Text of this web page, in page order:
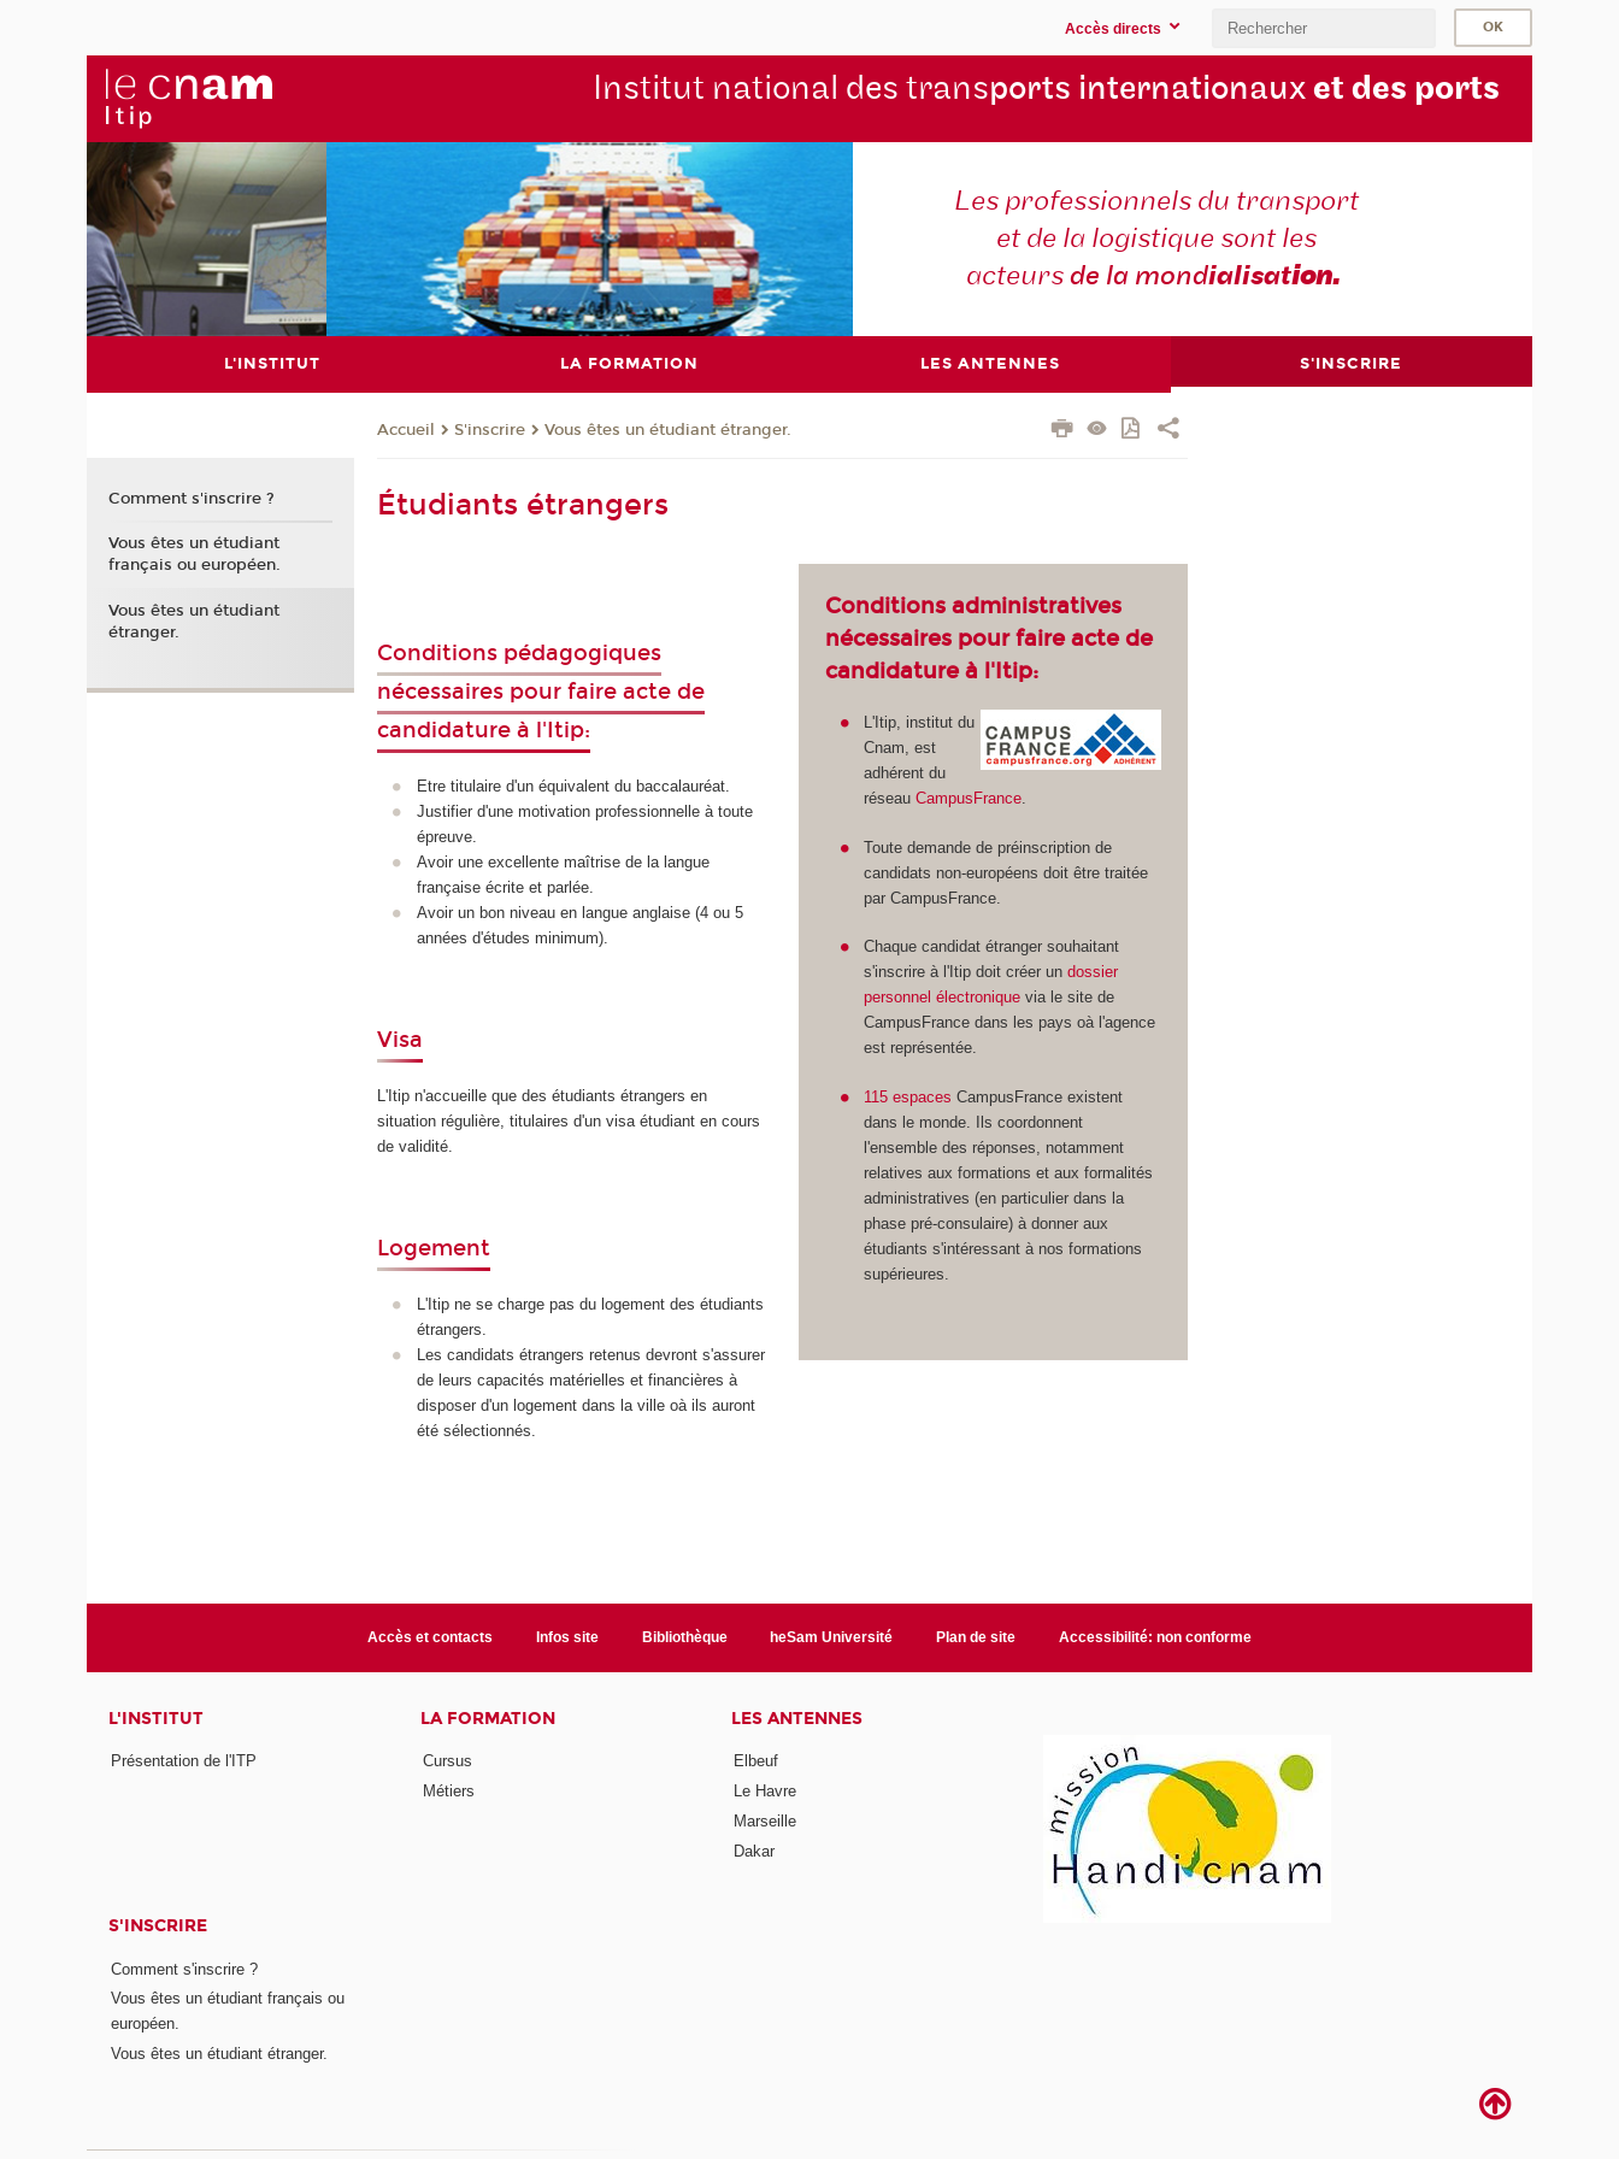
Accès directs
Institut national des transports internationauxet des ports
Les professionnels du transport
et de la logistique sont les
acteursde la mondialisation.
L'INSTITUT LA FORMATION LES ANTENNES S'INSCRIRE
Accueil S'inscrire Vous êtes un étudiant étranger.
Étudiants étrangers
Conditions pédagogiques
nécessaires pour faire acte de
candidature à l'Itip:
Etre titulaire d'un équivalent du baccalauréat.
Justifier d'une motivation professionnelle à toute
épreuve.
Avoir une excellente maîtrise de la langue
française écrite et parlée.
Avoir un bon niveau en langue anglaise (4 ou 5
années d'études minimum).
Visa
L'Itip n'accueille que des étudiants étrangers en
situation régulière, titulaires d'un visa étudiant en cours
de validité.
Logement
L'Itip ne se charge pas du logement des étudiants
étrangers.
Les candidats étrangers retenus devront s'assurer
de leurs capacités matérielles et financières à
disposer d'un logement dans la ville oà ils auront
été sélectionnés.
Conditions administratives
nécessaires pour faire acte de
candidature à l'Itip:
L'Itip, institut du
Cnam, est
adhérent du
réseauCampusFrance.
Toute demande de préinscription de
candidats non-européens doit être traitée
par CampusFrance.
Chaque candidat étranger souhaitant
s'inscrire à l'Itip doit créer undossier
personnel électronique via le site de
CampusFrance dans les pays oà l'agence
est représentée.
115 espaces CampusFrance existent
dans le monde. Ils coordonnent
l'ensemble des réponses, notamment
relatives aux formations et aux formalités
administratives (en particulier dans la
phase pré-consulaire) à donner aux
étudiants s'intéressant à nos formations
supérieures.
Comment s'inscrire ?
Vous êtes un étudiant
français ou européen.
Vous êtes un étudiant
étranger.
Accès et contacts Infos site Bibliothèque heSam Université Plan de site Accessibilité: non conforme
L'INSTITUT
Présentation de l'ITP
LA FORMATION
Cursus
Métiers
LES ANTENNES
Elbeuf
Le Havre
Marseille
Dakar
S'INSCRIRE
Comment s'inscrire ?
Vous êtes un étudiant français ou
européen.
Vous êtes un étudiant étranger.